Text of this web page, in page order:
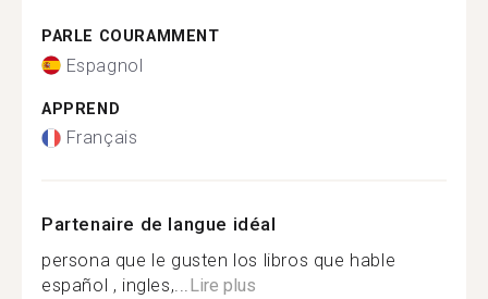
PARLE COURAMMENT
Espagnol
APPREND
Français
Partenaire de langue idéal
persona que le gusten los libros que hable
español , ingles,...Lire plus